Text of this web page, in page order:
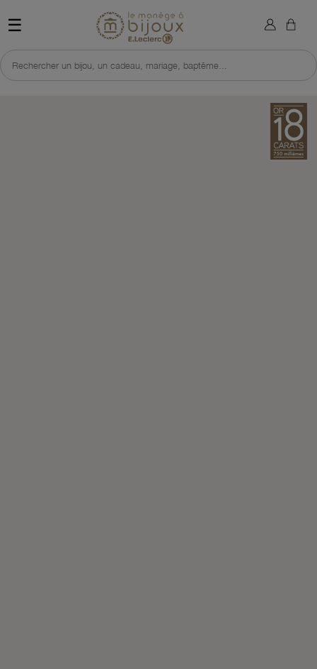
☰ Retour à l'accueil du site
Rechercher un bijou, un cadeau, mariage, baptême...
×